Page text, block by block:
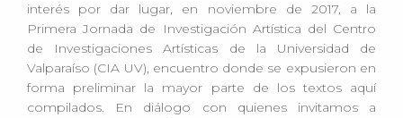
interés por dar lugar, en noviembre de 2017, a la
Primera Jornada de Investigación Artística del Centro
de Investigaciones Artísticas de la Universidad de
Valparaíso (CIA UV), encuentro donde se expusieron en
forma preliminar la mayor parte de los textos aquí
compilados. En diálogo con quienes invitamos a